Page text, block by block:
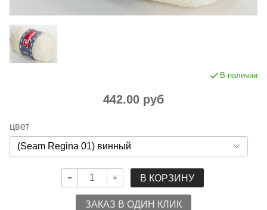
В наличии
442.00 руб
цвет
В КОРЗИНУ
ЗАКАЗ В ОДИН КЛИК